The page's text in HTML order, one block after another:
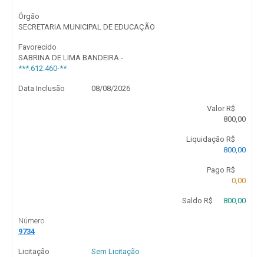
Órgão
SECRETARIA MUNICIPAL DE EDUCAÇÃO
Favorecido
SABRINA DE LIMA BANDEIRA -
***.612.460-**
Data Inclusão 08/08/2026
Valor R$
800,00
Liquidação R$
800,00
Pago R$
0,00
Saldo R$ 800,00
Número
9734
Licitação Sem Licitação